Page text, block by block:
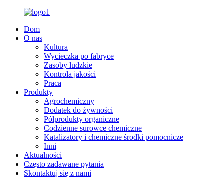
Dom
O nas
Kultura
Wycieczka po fabryce
Zasoby ludzkie
Kontrola jakości
Praca
Produkty
Agrochemiczny
Dodatek do żywności
Półprodukty organiczne
Codzienne surowce chemiczne
Katalizatory i chemiczne środki pomocnicze
Inni
Aktualności
Często zadawane pytania
Skontaktuj się z nami